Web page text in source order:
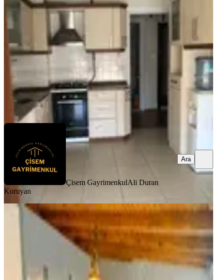
Karşıyaka, Yalı Mahallesi
3+1·155 m²
42.500 ₺
Çisem GayrimenkulAli Duran Koruyan
Çisem GayrimenkulAli Duran
Koruyan
Ara
YENİ
Erz'den Karşıyaka Sahilde Kiralık
Eşyalı Dubleks Daire
Karşıyaka, Tersane Mahallesi
185 m² ·4. Kat·06.08.2026